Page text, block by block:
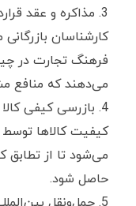
مذاکره و عقد
کارشناسان
فرهنگ تجارت در
می‌دهند که منافع
کیفیت کالاها
می‌شود تا از
حاصل شود.